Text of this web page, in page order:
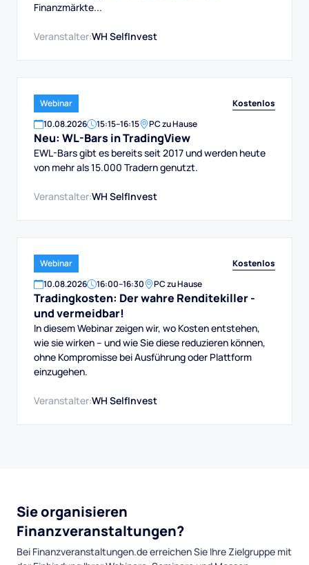
Finanzmärkte...
Veranstalter:WH SelfInvest
Webinar
Kostenlos
10.08.2026 15:15–16:15 PC zu Hause
Neu: WL-Bars in TradingView
EWL-Bars gibt es bereits seit 2017 und werden heute
von mehr als 15.000 Tradern genutzt.
Veranstalter:WH SelfInvest
Webinar
Kostenlos
10.08.2026 16:00–16:30 PC zu Hause
Tradingkosten: Der wahre Renditekiller -
und vermeidbar!
In diesem Webinar zeigen wir, wo Kosten entstehen,
wie sie wirken – und wie Sie diese reduzieren können,
ohne Kompromisse bei Ausführung oder Plattform
einzugehen.
Veranstalter:WH SelfInvest
Sie organisieren
Finanzveranstaltungen?
Bei Finanzveranstaltungen.de erreichen Sie Ihre Zielgruppe mit